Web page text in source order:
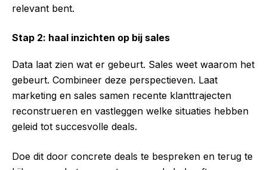
relevant bent.
Stap 2: haal inzichten op bij sales
Data laat zien wat er gebeurt. Sales weet waarom het
gebeurt. Combineer deze perspectieven. Laat
marketing en sales samen recente klanttrajecten
reconstrueren en vastleggen welke situaties hebben
geleid tot succesvolle deals.
Doe dit door concrete deals te bespreken en terug te